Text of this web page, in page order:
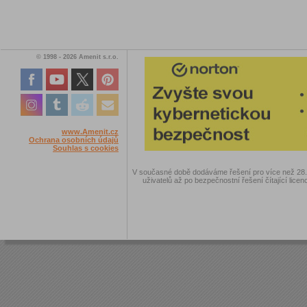
© 1998 - 2026 Amenit s.r.o.
www.Amenit.cz
Ochrana osobních údajů
Souhlas s cookies
V současné době dodáváme řešení pro více než
uživatelů až po bezpečnostní řešení čítající